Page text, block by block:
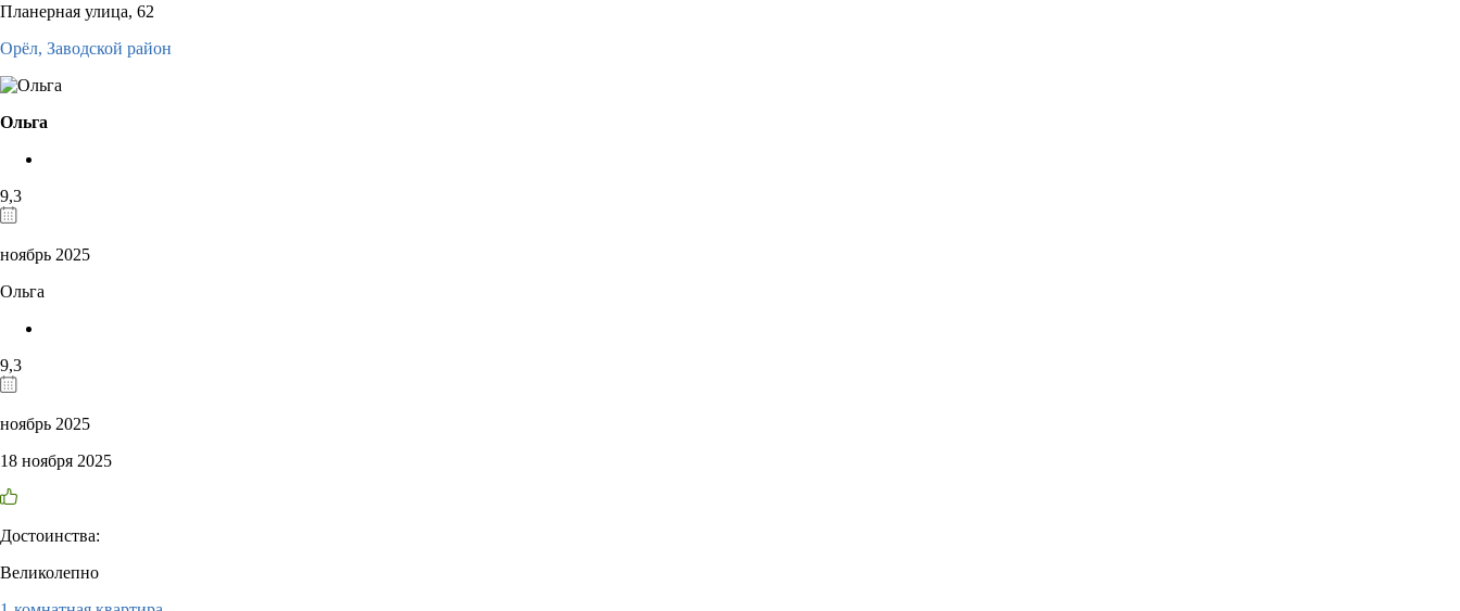
Планерная улица, 62
Орёл, Заводской район
Ольга
9,3
ноябрь 2025
Ольга
9,3
ноябрь 2025
18 ноября 2025
Достоинства:
Великолепно